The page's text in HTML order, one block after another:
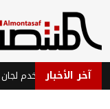
آخر الأخبار